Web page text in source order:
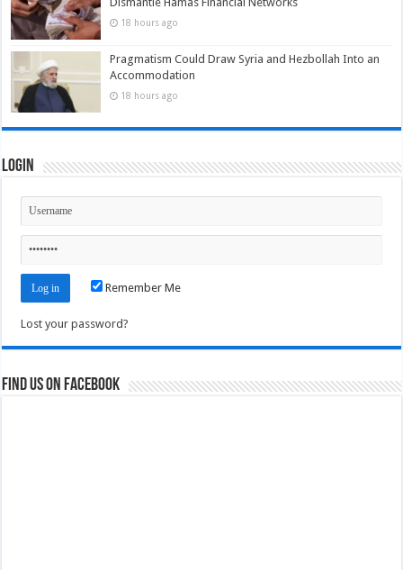
18 hours ago
Pragmatism Could Draw Syria and Hezbollah Into an
Accommodation
18 hours ago
Login
Remember Me
Lost your password?
Find us on Facebook